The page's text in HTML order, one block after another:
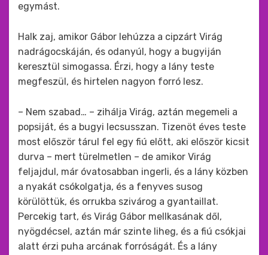
egymást.
Halk zaj, amikor Gábor lehúzza a cipzárt Virág
nadrágocskáján, és odanyúl, hogy a bugyiján
keresztül simogassa. Érzi, hogy a lány teste
megfeszül, és hirtelen nagyon forró lesz.
– Nem szabad… – zihálja Virág, aztán megemeli a
popsiját, és a bugyi lecsusszan. Tizenöt éves teste
most először tárul fel egy fiú előtt, aki először kicsit
durva – mert türelmetlen – de amikor Virág
feljajdul, már óvatosabban ingerli, és a lány közben
a nyakát csókolgatja, és a fenyves susog
körülöttük, és orrukba szivárog a gyantaillat.
Percekig tart, és Virág Gábor mellkasának dől,
nyögdécsel, aztán már szinte liheg, és a fiú csókjai
alatt érzi puha arcának forróságát. És a lány